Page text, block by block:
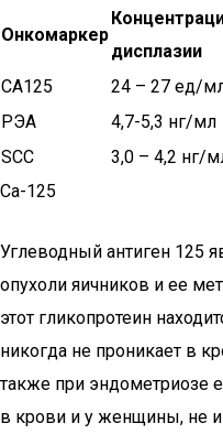
Онкомаркер
дисплазии
CA125
24 – 27 ед/
РЭА
4,7-5,3 нг/мл
SCC
3,0 – 4,2 нг/
Са-125
Углеводный антиген 125
опухоли яичников и ее
этот гликопротеин
никогда не проникает в
также при эндометриозе
в крови и у женщины, не